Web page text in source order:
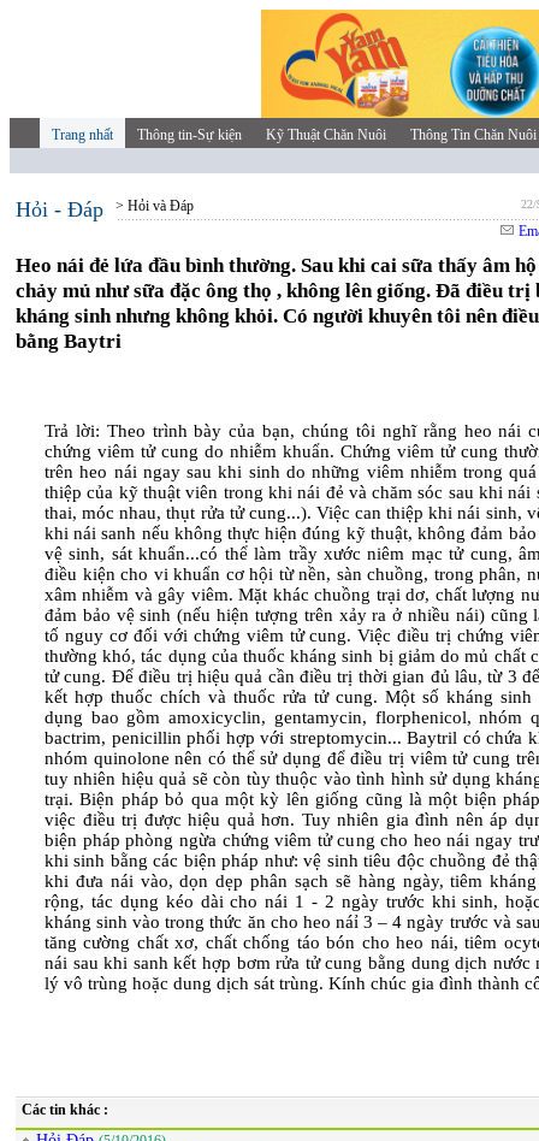
Trang nhất Thông tin-Sự kiện Kỹ Thuật Chăn Nuôi Thông Tin Chăn Nuôi
Hỏi - Đáp > Hỏi và Đáp 22/
Heo nái đẻ lứa đầu bình thường. Sau khi cai sữa thấy âm
chảy mủ như sữa đặc ông thọ , không lên giống. Đã điều trị
kháng sinh nhưng không khỏi. Có người khuyên tôi nên
bằng Baytri
Trả lời: Theo trình bày của bạn, chúng tôi nghĩ rằng heo nái
chứng viêm tử cung do nhiễm khuẩn. Chứng viêm tử cung
trên heo nái ngay sau khi sinh do những viêm nhiễm trong
thiệp của kỹ thuật viên trong khi nái đẻ và chăm sóc sau khi nái
thai, móc nhau, thụt rửa tử cung...). Việc can thiệp khi nái sinh,
khi nái sanh nếu không thực hiện đúng kỹ thuật, không đảm
vệ sinh, sát khuẩn...có thể làm trầy xước niêm mạc tử cung,
điều kiện cho vi khuẩn cơ hội từ nền, sàn chuồng, trong phân,
xâm nhiễm và gây viêm. Mặt khác chuồng trại dơ, chất lượng
đảm bảo vệ sinh (nếu hiện tượng trên xảy ra ở nhiều nái) cũng
tố nguy cơ đối với chứng viêm tử cung. Việc điều trị chứng
thường khó, tác dụng của thuốc kháng sinh bị giảm do mủ chất
tử cung. Để điều trị hiệu quả cần điều trị thời gian đủ lâu, từ 3
kết hợp thuốc chích và thuốc rửa tử cung. Một số kháng sinh
dụng bao gồm amoxicyclin, gentamycin, florphenicol, nhóm
bactrim, penicillin phối hợp với streptomycin... Baytril có chứa
nhóm quinolone nên có thể sử dụng để điều trị viêm tử cung
tuy nhiên hiệu quả sẽ còn tùy thuộc vào tình hình sử dụng
trại. Biện pháp bỏ qua một kỳ lên giống cũng là một biện
việc điều trị được hiệu quả hơn. Tuy nhiên gia đình nên áp
biện pháp phòng ngừa chứng viêm tử cung cho heo nái ngay
khi sinh bằng các biện pháp như: vệ sinh tiêu độc chuồng đẻ
khi đưa nái vào, dọn dẹp phân sạch sẽ hàng ngày, tiêm
rộng, tác dụng kéo dài cho nái 1 - 2 ngày trước khi sinh,
kháng sinh vào trong thức ăn cho heo náỉ 3 – 4 ngày trước và
tăng cường chất xơ, chất chống táo bón cho heo nái, tiêm
nái sau khi sanh kết hợp bơm rửa tử cung bằng dung dịch nước
lý vô trùng hoặc dung dịch sát trùng. Kính chúc gia đình thành
Các tin khác :